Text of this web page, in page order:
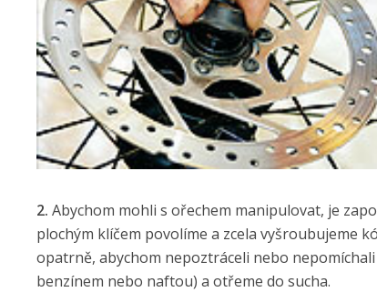
2. Abychom mohli s ořechem manipulovat, je
plochým klíčem povolíme a zcela vyšroubujeme
opatrně, abychom nepoztráceli nebo
benzínem nebo naftou) a otřeme do sucha.